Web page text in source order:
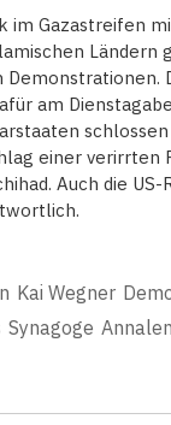
im Gazastreifen
Ländern
am
einer
Auch die
Kai Wegner
Synagoge